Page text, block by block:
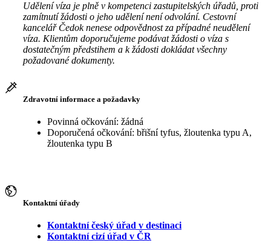
Udělení víza je plně v kompetenci zastupitelských úřadů, proti
zamítnutí žádosti o jeho udělení není odvolání. Cestovní
kancelář Čedok nenese odpovědnost za případné neudělení
víza. Klientům doporučujeme podávat žádosti o víza s
dostatečným předstihem a k žádosti dokládat všechny
požadované dokumenty.
Zdravotní informace a požadavky
Povinná očkování: žádná
Doporučená očkování: břišní tyfus, žloutenka typu A,
žloutenka typu B
Kontaktní úřady
Kontaktní český úřad v destinaci
Kontaktní cizí úřad v ČR